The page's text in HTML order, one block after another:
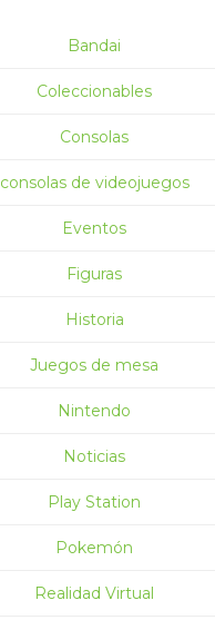
Bandai
Coleccionables
Consolas
consolas de videojuegos
Eventos
Figuras
Historia
Juegos de mesa
Nintendo
Noticias
Play Station
Pokemón
Realidad Virtual